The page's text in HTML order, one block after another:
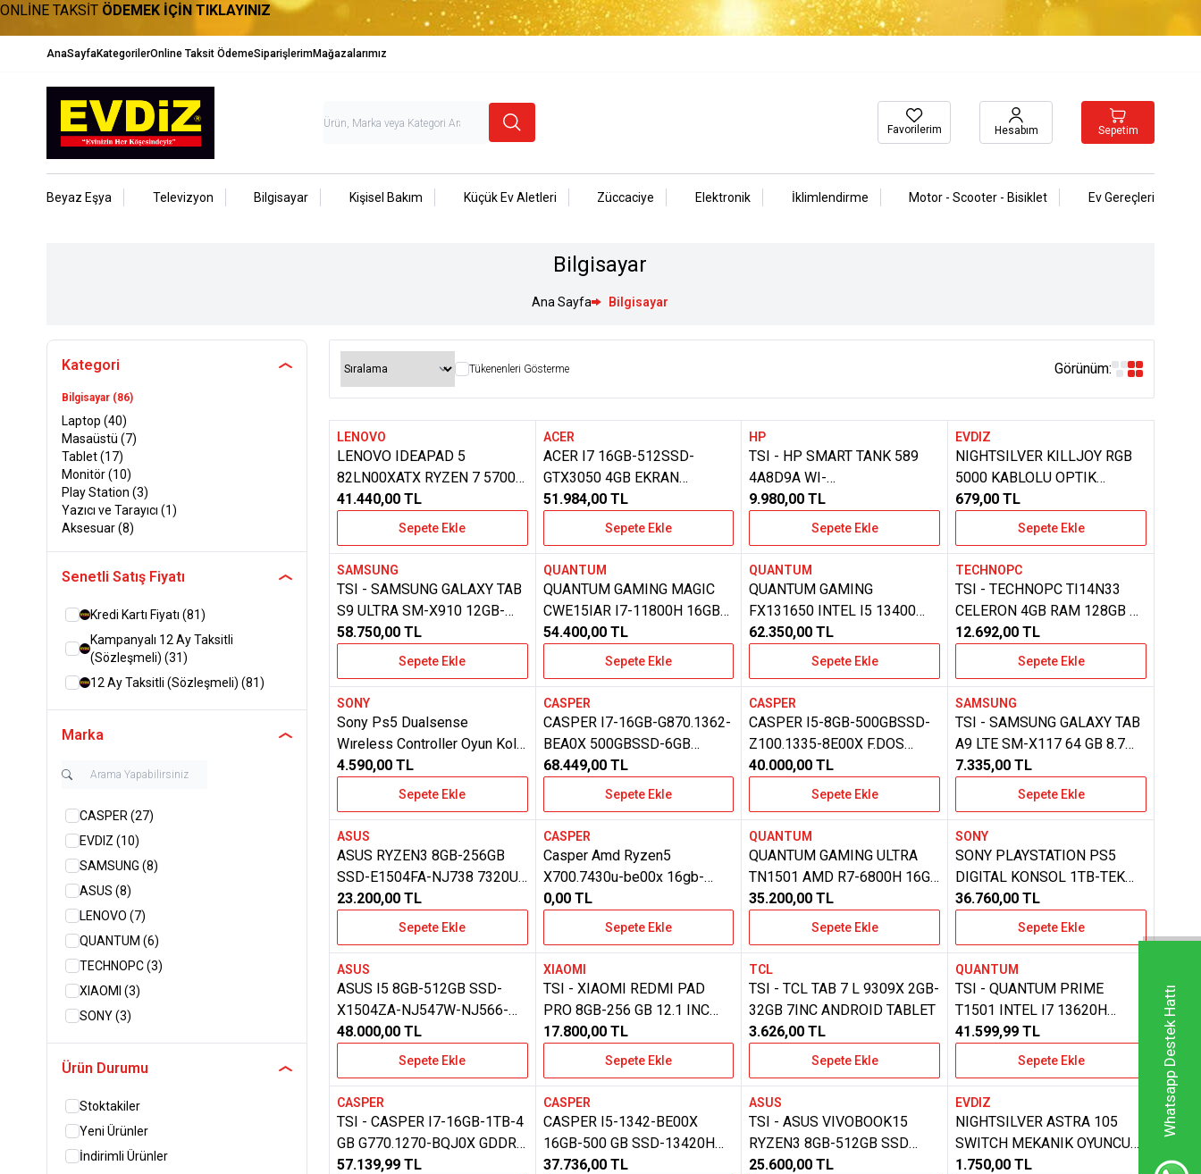
Whatsapp Destek Hattı
ONLİNE TAKSİT ÖDEMEK İÇİN TIKLAYINIZ
AnaSayfaKategorilerOnline Taksit ÖdemeSiparişlerimMağazalarımız
Favorilerim Hesabım Sepetim
Beyaz Eşya Televizyon Bilgisayar Kişisel Bakım Küçük Ev Aletleri Züccaciye Elektronik İklimlendirme Motor - Scooter - Bisiklet Ev Gereçleri
Bilgisayar
Ana Sayfa Bilgisayar
Kategori
Bilgisayar (86)
Laptop (40)
Masaüstü (7)
Tablet(17)
Monitör(10)
Play Station (3)
Yazıcı ve Tarayıcı (1)
Aksesuar(8)
Senetli Satış Fiyatı
Kredi Kartı Fiyatı (81)
Kampanyalı 12 Ay Taksitli
(Sözleşmeli) (31)
12 Ay Taksitli (Sözleşmeli) (81)
Marka
CASPER (27)
EVDIZ (10)
SAMSUNG (8)
ASUS (8)
LENOVO (7)
QUANTUM (6)
TECHNOPC(3)
XIAOMI (3)
SONY(3)
ACER(2)
MSI(2)
Ürün Durumu
Stoktakiler
Yeni Ürünler
İndirimli Ürünler
Tükenenleri Gösterme Görünüm:
Yeni
Favorilere Ekle
LENOVO
LENOVO IDEAPAD 5
82LN00XATX RYZEN 7 5700U
16GB- 512GB SSD-RADEON
GRAPHICS FREEDOS
LAPTOP
41.440,00TL
Sepete Ekle
Yeni
Favorilere Ekle
ACER
ACER I7 16GB-512SSD-
GTX3050 4GB EKRAN
KARTLI-NITRO NH.QELEY.00A
FREEDOS OYUNCU
BILGISAYARI LAPTOP
51.984,00TL
Sepete Ekle
Favorilere Ekle
HP
TSI - HP SMART TANK 589
4A8D9A WI-
FI+TARAYICI+FOTOKOPI
RENKLI TANKLI MUREKKEP
PUSKURTMELI YAZICI
9.980,00 TL
Sepete Ekle
Favorilere Ekle
EVDIZ
NIGHTSILVER KILLJOY RGB
5000 KABLOLU OPTIK
OYUNCU GAMING MOUSE
679,00 TL
Sepete Ekle
Favorilere Ekle
SAMSUNG
TSI - SAMSUNG GALAXY TAB
S9 ULTRA SM-X910 12GB-
512 GB 14.6 INC TABLET
58.750,00TL
Sepete Ekle
Favorilere Ekle
QUANTUM
QUANTUM GAMING MAGIC
CWE15IAR I7-11800H 16GB
512GB 4GB RTX3050 FDOS
54.400,00TL
Sepete Ekle
Favorilere Ekle
QUANTUM
QUANTUM GAMING
FX131650 INTEL I5 13400
16GB-512GB SSD- 8GB
RTX3050 EKRAN KARTI
FREEDOS KASA
62.350,00 TL
Sepete Ekle
Favorilere Ekle
TECHNOPC
TSI - TECHNOPC TI14N33
CELERON 4GB RAM 128GB 14
INC N3450N-3350E FREEDOS
NOTEBOOK
12.692,00 TL
Sepete Ekle
Favorilere Ekle
SONY
Sony Ps5 Dualsense
Wıreless Controller Oyun Kolu
(ıthalatcı Servıs Garantılı)
4.590,00TL
Sepete Ekle
Favorilere Ekle
CASPER
CASPER I7-16GB-G870.1362-
BEA0X 500GBSSD-6GB
NVIDIA GEFORCE RTX 4050
EKRAN-B- F.DOS EXCALIBUR
LAPTOP
68.449,00TL
Sepete Ekle
Favorilere Ekle
CASPER
CASPER I5-8GB-500GBSSD-
Z100.1335-8E00X F.DOS
LAPTOP
40.000,00 TL
Sepete Ekle
Favorilere Ekle
SAMSUNG
TSI - SAMSUNG GALAXY TAB
A9 LTE SM-X117 64 GB 8.7
INC TABLET
7.335,00 TL
Sepete Ekle
Favorilere Ekle
ASUS
ASUS RYZEN3 8GB-256GB
SSD-E1504FA-NJ738 7320U
FREDOOS BEYAZ RENK
23.200,00TL
Sepete Ekle
Favorilere Ekle
CASPER
Casper Amd Ryzen5
X700.7430u-be00x 16gb-
500gb Ssd-amd Radeon Ekran
Kartı-g-f Freedos Laptop
0,00TL
Sepete Ekle
Favorilere Ekle
QUANTUM
QUANTUM GAMING ULTRA
TN1501 AMD R7-6800H 16GB
512GB SSD FREEDOS
35.200,00 TL
Sepete Ekle
Favorilere Ekle
SONY
SONY PLAYSTATION PS5
DIGITAL KONSOL 1TB-TEK
KOLLU SLIM KASA
(ITHALATCI SERVIS
GARANTILI)
36.760,00 TL
Sepete Ekle
Favorilere Ekle
ASUS
ASUS I5 8GB-512GB SSD-
X1504ZA-NJ547W-NJ566-
NJ1266 1235U W11 LAPTOP
48.000,00TL
Sepete Ekle
Favorilere Ekle
XIAOMI
TSI - XIAOMI REDMI PAD
PRO 8GB-256 GB 12.1 INC
TABLET
17.800,00TL
Sepete Ekle
Favorilere Ekle
TCL
TSI - TCL TAB 7 L 9309X 2GB-
32GB 7INC ANDROID TABLET
3.626,00 TL
Sepete Ekle
Favorilere Ekle
QUANTUM
TSI - QUANTUM PRIME
T1501 INTEL I7 13620H
16GB-512GB SSD (180
DERECE ACILMAKTA)
FREEDOS LAPTOP
QNNTB10F060667
41.599,99 TL
Sepete Ekle
Favorilere Ekle
CASPER
TSI - CASPER I7-16GB-1TB-4
GB G770.1270-BQJ0X GDDR6
NVIDIA GEFORCE RTX 3050
57.139,99TL
Favorilere Ekle
CASPER
CASPER I5-1342-BE00X
16GB-500 GB SSD-13420H
16 INC S200-G-F FREEDOS
37.736,00TL
Favorilere Ekle
ASUS
TSI - ASUS VIVOBOOK15
RYZEN3 8GB-512GB SSD
E1504FA-NJ289 7320U
25.600,00 TL
Favorilere Ekle
EVDIZ
NIGHTSILVER ASTRA 105
SWITCH MEKANIK OYUNCU
KLAVYE
1.750,00 TL